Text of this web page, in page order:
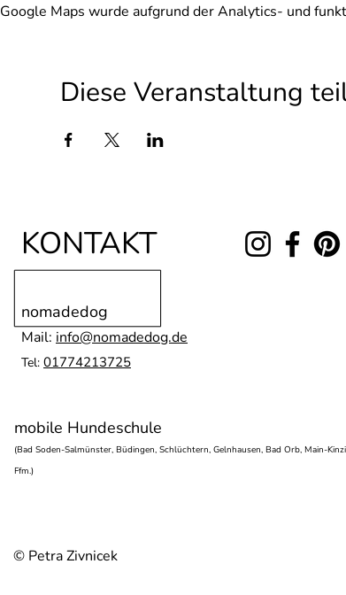
Google Maps wurde aufgrund der Analytics- und
Diese Veranstaltung
KONTAKT
mobile Hundeschule
(Bad Soden-Salmünster, Büdingen, Schlüchtern, Gelnhausen, Bad Orb, Main-
Ffm.)
nomadedog
Mail: info@nomadedog.de
Tel: 01774213725
© Petra Zivnicek